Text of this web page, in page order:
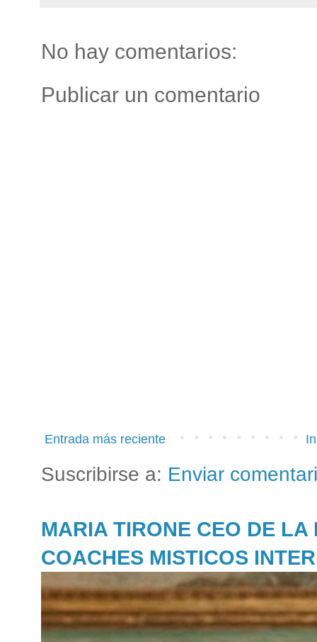
No hay comentarios:
Publicar un comentario
Entrada más reciente
Suscribirse a: Enviar
MARIA TIRONE CEO DE LA
COACHES MISTICOS